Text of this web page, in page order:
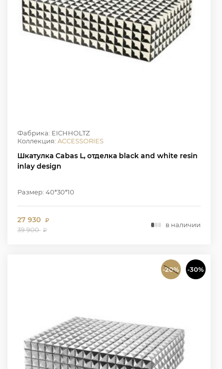
Фабрика: EICHHOLTZ
Коллекция: ACCESSORIES
Шкатулка Cabas L, отделка black and white resin
inlay design
Размер: 40*30*10
27 930 ₽
39 900 ₽
в наличии
-20% -30%